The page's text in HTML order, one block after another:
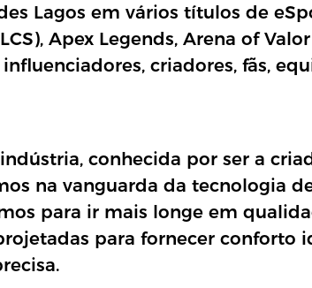
Lagos em vários títulos de
Apex Legends, Arena of
criadores, fãs,
conhecida por ser a
na vanguarda da tecnologia
para ir mais longe em
para fornecer conforto